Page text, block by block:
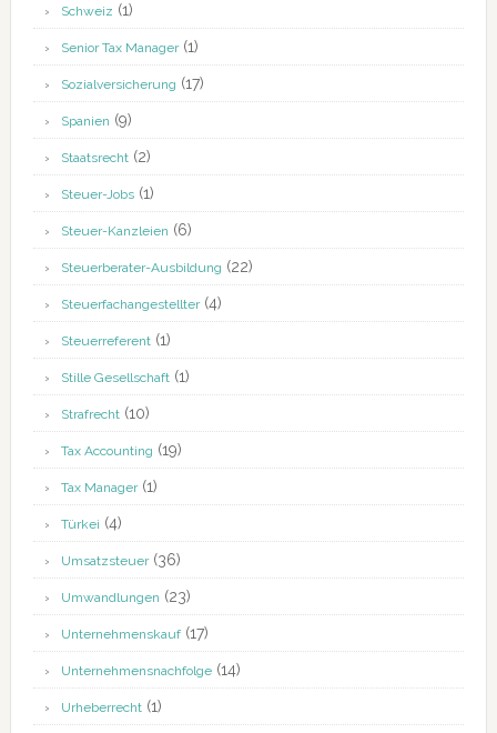
Schweiz (1)
Senior Tax Manager(1)
Sozialversicherung (17)
Spanien (9)
Staatsrecht(2)
Steuer-Jobs(1)
Steuer-Kanzleien (6)
Steuerberater-Ausbildung (22)
Steuerfachangestellter(4)
Steuerreferent(1)
Stille Gesellschaft(1)
Strafrecht(10)
Tax Accounting (19)
Tax Manager(1)
Türkei (4)
Umsatzsteuer(36)
Umwandlungen (23)
Unternehmenskauf(17)
Unternehmensnachfolge(14)
Urheberrecht(1)